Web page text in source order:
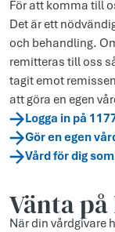
För att komma till
Det är ett
och behandling.
remitteras till oss
tagit emot
att göra en egen
Logga in på
Gör en egen
Vård för dig
Vänta
När din vårdgivare